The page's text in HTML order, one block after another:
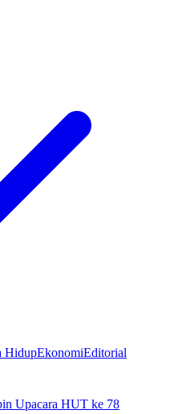
HidupEkonomiEditorial